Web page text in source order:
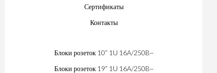
Сертификаты
Контакты
Блоки розеток 10” 1U 16A/250B~
Блоки розеток 19” 1U 16A/250B~